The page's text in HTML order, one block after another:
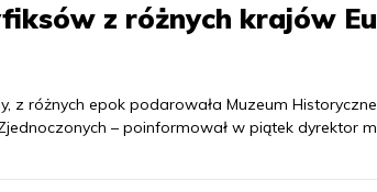
z różnych krajów
z różnych epok podarowała Muzeum
– poinformował w piątek dyrektor